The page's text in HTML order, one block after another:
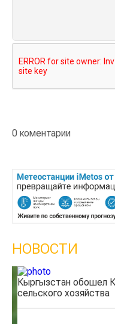
0 коментарии
НОВОСТИ
Кыргызстан обошел
сельского хозяйства